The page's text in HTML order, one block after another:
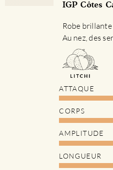
IGP Côtes
Robe
Au nez, des
ATTAQUE
CORPS
AMPLITUDE
LONGUEUR